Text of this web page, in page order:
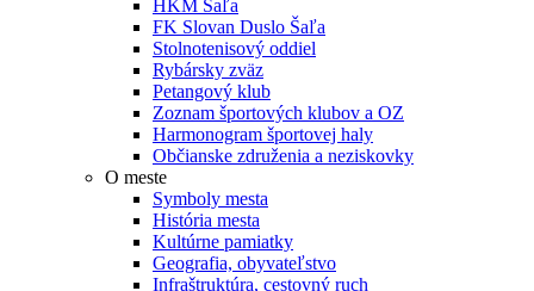
HKM Šaľa
FK Slovan Duslo Šaľa
Stolnotenisový oddiel
Rybársky zväz
Petangový klub
Zoznam športových klubov a OZ
Harmonogram športovej haly
Občianske združenia a neziskovky
O meste
Symboly mesta
História mesta
Kultúrne pamiatky
Geografia, obyvateľstvo
Infraštruktúra, cestovný ruch